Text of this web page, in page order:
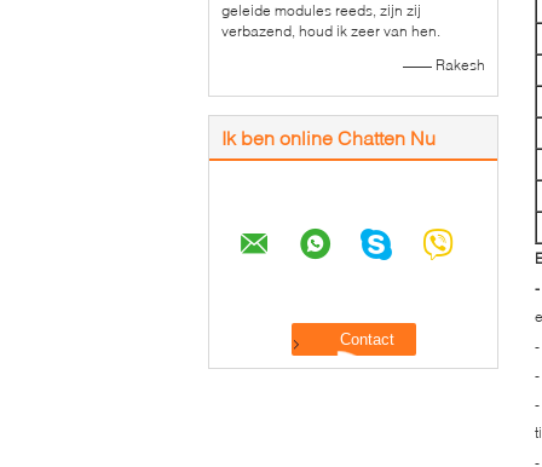
geleide modules reeds, zijn zij
verbazend, houd ik zeer van hen.
—— Rakesh
Ik ben online Chatten Nu
-